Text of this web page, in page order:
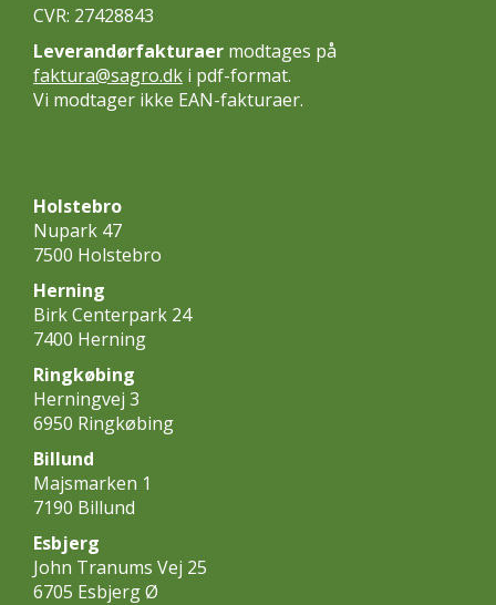
CVR: 27428843
Leverandørfakturaer modtages på
faktura@sagro.dk i pdf-format.
Vi modtager ikke EAN-fakturaer.
Holstebro
Nupark 47
7500 Holstebro
Herning
Birk Centerpark 24
7400 Herning
Ringkøbing
Herningvej 3
6950 Ringkøbing
Billund
Majsmarken 1
7190 Billund
Esbjerg
John Tranums Vej 25
6705 Esbjerg Ø